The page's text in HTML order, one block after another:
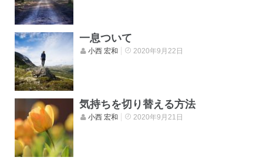
一息ついて
小西 宏和 2020年9月22日
気持ちを切り替える方法
小西 宏和 2020年9月21日